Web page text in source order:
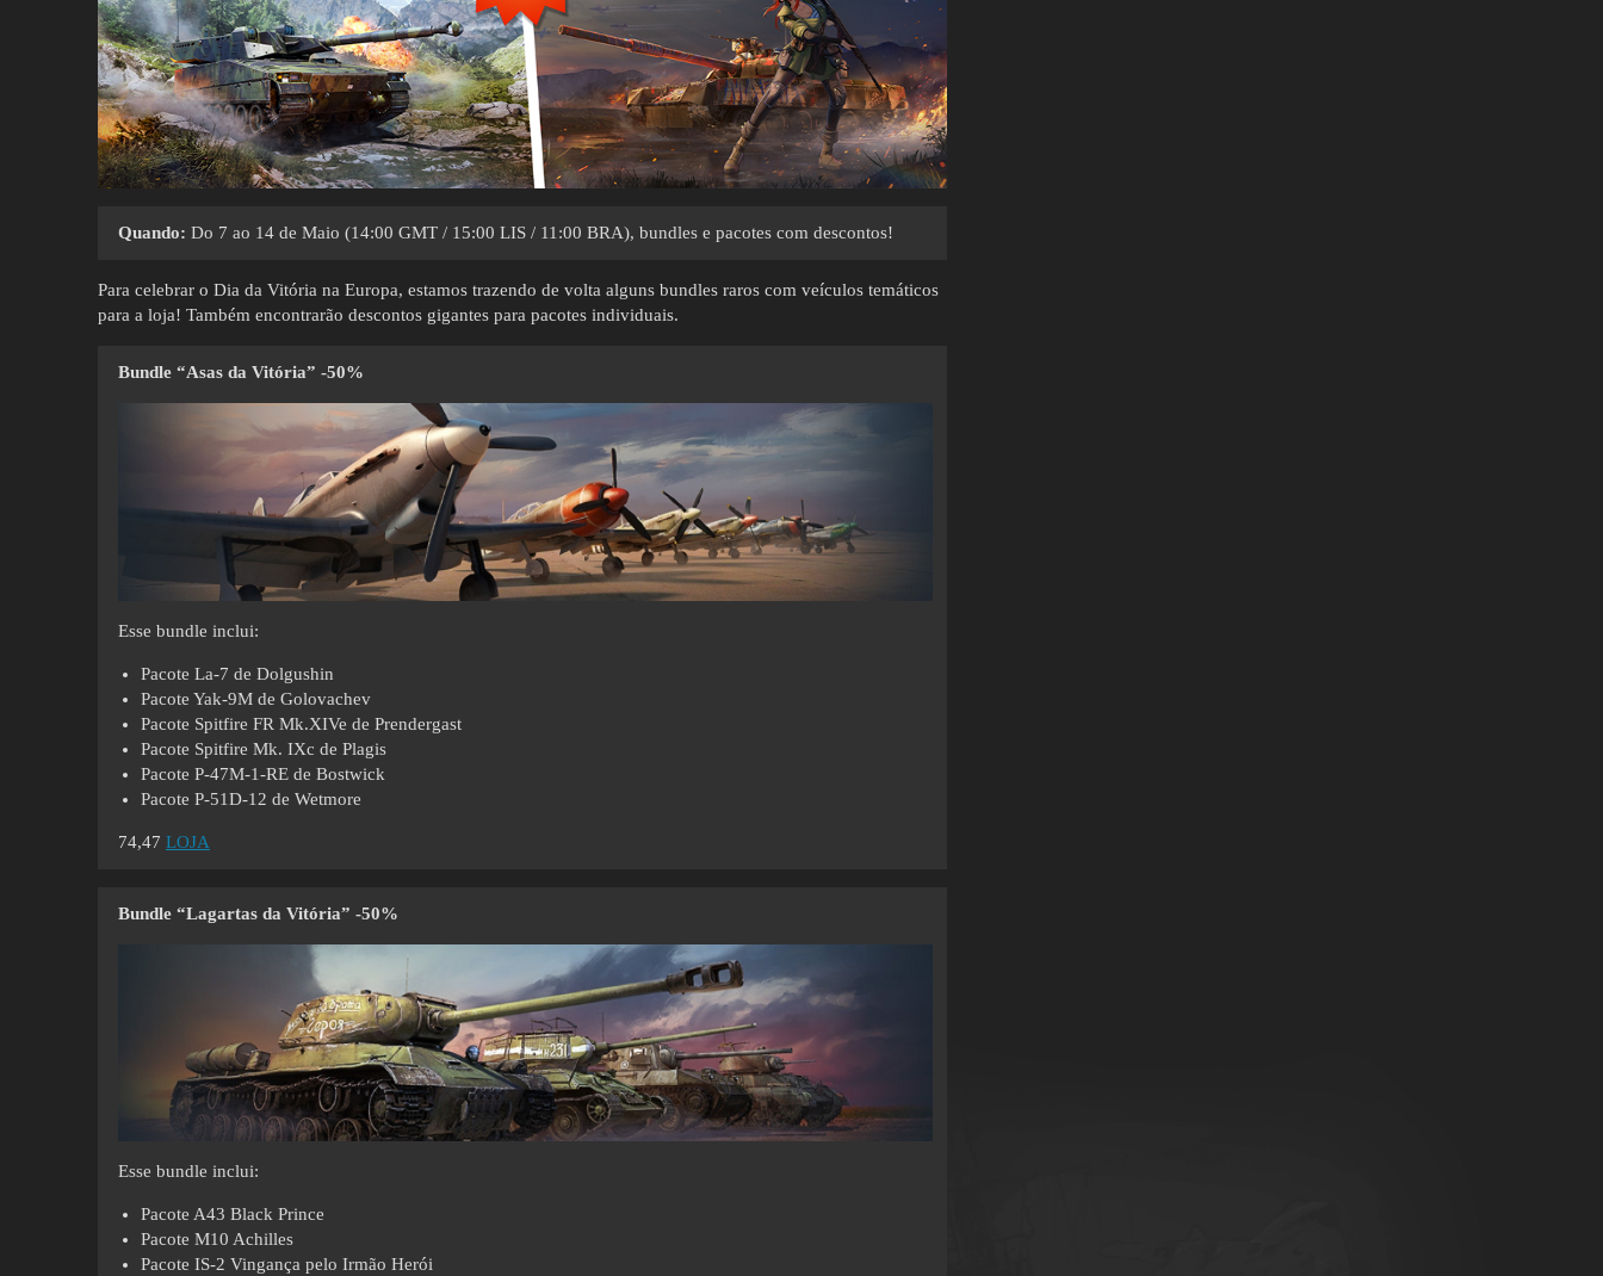
Quando: Do 7 ao 14 de Maio (14:00 GMT / 15:00 LIS / 11:00 BRA), bundles e pacotes com descontos!
Para celebrar o Dia da Vitória na Europa, estamos trazendo de volta alguns bundles raros com veículos temáticos
para a loja! Também encontrarão descontos gigantes para pacotes individuais.
Bundle “Asas da Vitória” -50%
Esse bundle inclui:
Pacote La-7 de Dolgushin
Pacote Yak-9M de Golovachev
Pacote Spitfire FR Mk.XIVe de Prendergast
Pacote Spitfire Mk. IXc de Plagis
Pacote P-47M-1-RE de Bostwick
Pacote P-51D-12 de Wetmore
74,47 LOJA
Bundle “Lagartas da Vitória” -50%
Esse bundle inclui:
Pacote A43 Black Prince
Pacote M10 Achilles
Pacote IS-2 Vingança pelo Irmão Herói